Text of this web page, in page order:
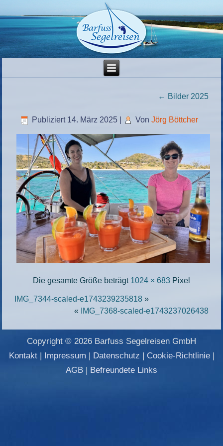
← Bilder 2025
Publiziert 14. März 2025 Von Jörg Böttcher
Die gesamte Größe beträgt 1024 × 683 Pixel
IMG_7344-scaled-e1743239235818 »
«
IMG_7368-scaled-e1743237026438
Copyright © 2026 Barfuss Segelreisen GmbH
Kontakt| Impressum | Datenschutz | Cookie-Richtlinie|
AGB | Befreundete Links